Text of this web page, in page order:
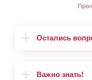
Остались
Важно знать!